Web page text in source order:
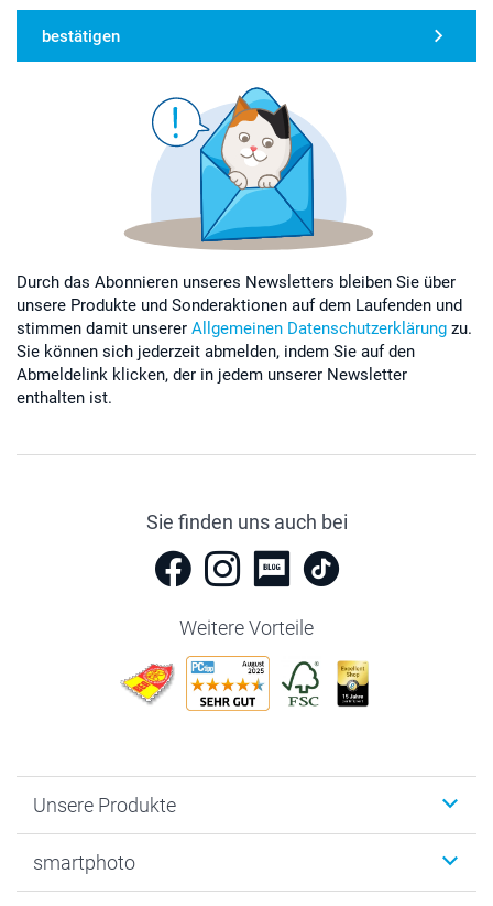
bestätigen
Durch das Abonnieren unseres Newsletters bleiben Sie über
unsere Produkte und Sonderaktionen auf dem Laufenden und
stimmen damit unserer Allgemeinen Datenschutzerklärung zu.
Sie können sich jederzeit abmelden, indem Sie auf den
Abmeldelink klicken, der in jedem unserer Newsletter
enthalten ist.
Sie finden uns auch bei
Weitere Vorteile
Unsere Produkte
Fotogeschenke
smartphoto